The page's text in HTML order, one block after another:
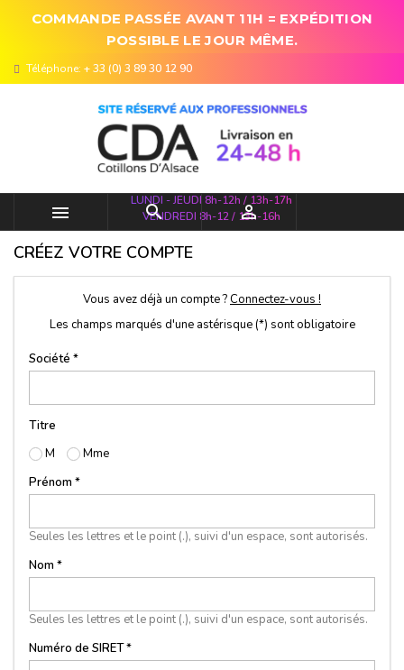
COMMANDE PASSÉE AVANT 11H = EXPÉDITION
POSSIBLE LE JOUR MÊME.
Téléphone: + 33 (0) 3 89 30 12 90
LUNDI - JEUDI 8h-12h / 13h-17h
VENDREDI 8h-12 / 13h-16h
 

CRÉEZ VOTRE COMPTE
Vous avez déjà un compte ?Connectez-vous !
Les champs marqués d'une astérisque (*) sont obligatoire
Société *
Titre
M
Mme
Prénom *
Seules les lettres et le point (.), suivi d'un espace, sont autorisés.
Nom *
Seules les lettres et le point (.), suivi d'un espace, sont autorisés.
Numéro de SIRET *